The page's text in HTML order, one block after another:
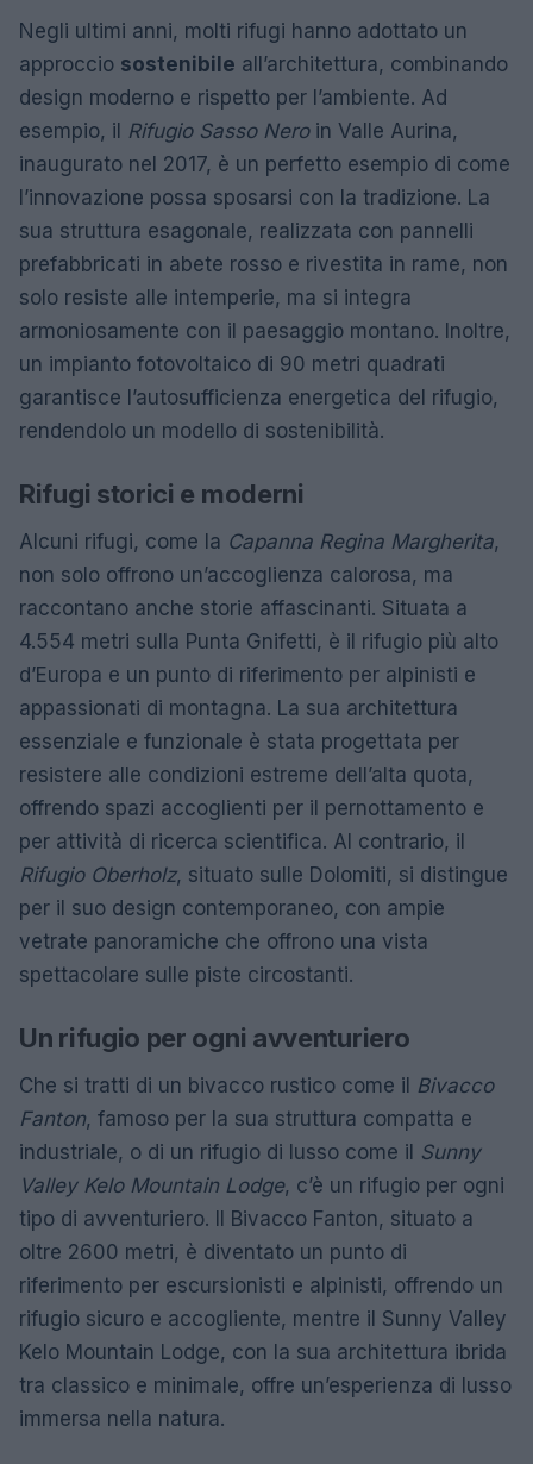
Negli ultimi anni, molti rifugi hanno adottato un
approccio sostenibile all’architettura, combinando
design moderno e rispetto per l’ambiente. Ad
esempio, il Rifugio Sasso Neroin Valle Aurina,
inaugurato nel 2017, è un perfetto esempio di come
l’innovazione possa sposarsi con la tradizione. La
sua struttura esagonale, realizzata con pannelli
prefabbricati in abete rosso e rivestita in rame, non
solo resiste alle intemperie, ma si integra
armoniosamente con il paesaggio montano. Inoltre,
un impianto fotovoltaico di 90 metri quadrati
garantisce l’autosufficienza energetica del rifugio,
rendendolo un modello di sostenibilità.
Rifugi storici e moderni
Alcuni rifugi, come la Capanna Regina Margherita,
non solo offrono un’accoglienza calorosa, ma
raccontano anche storie affascinanti. Situata a
4.554 metri sulla Punta Gnifetti, è il rifugio più alto
d’Europa e un punto di riferimento per alpinisti e
appassionati di montagna. La sua architettura
essenziale e funzionale è stata progettata per
resistere alle condizioni estreme dell’alta quota,
offrendo spazi accoglienti per il pernottamento e
per attività di ricerca scientifica. Al contrario, il
Rifugio Oberholz, situato sulle Dolomiti, si distingue
per il suo design contemporaneo, con ampie
vetrate panoramiche che offrono una vista
spettacolare sulle piste circostanti.
Un rifugio per ogni avventuriero
Che si tratti di un bivacco rustico come il Bivacco
Fanton, famoso per la sua struttura compatta e
industriale, o di un rifugio di lusso come il Sunny
Valley Kelo Mountain Lodge, c’è un rifugio per ogni
tipo di avventuriero. Il Bivacco Fanton, situato a
oltre 2600 metri, è diventato un punto di
riferimento per escursionisti e alpinisti, offrendo un
rifugio sicuro e accogliente, mentre il Sunny Valley
Kelo Mountain Lodge, con la sua architettura ibrida
tra classico e minimale, offre un’esperienza di lusso
immersa nella natura.